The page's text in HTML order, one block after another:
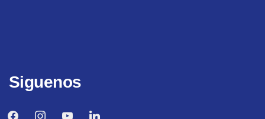
Siguenos
facebookinstagramyoutubelinkedin